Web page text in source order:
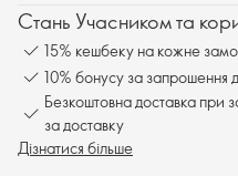
Стань Учасником та
15% кешбеку на кожне
10% бонусу за запрошення
Безкоштовна доставка при
за доставку
Дізнатися більше